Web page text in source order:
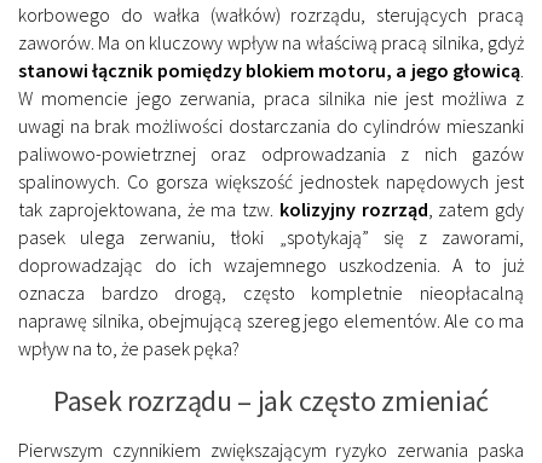
korbowego do wałka (wałków) rozrządu, sterujących pracą
zaworów. Ma on kluczowy wpływ na właściwą pracą silnika, gdyż
stanowi łącznik pomiędzy blokiem motoru, a jego głowicą
W momencie jego zerwania, praca silnika nie jest możliwa z
uwagi na brak możliwości dostarczania do cylindrów mieszanki
paliwowo-powietrznej oraz odprowadzania z nich gazów
spalinowych. Co gorsza większość jednostek napędowych jest
tak zaprojektowana, że ma tzw. kolizyjny rozrząd , zatem gdy
pasek ulega zerwaniu, tłoki „spotykają” się z zaworami,
doprowadzając do ich wzajemnego uszkodzenia. A to już
oznacza bardzo drogą, często kompletnie nieopłacalną
naprawę silnika, obejmującą szereg jego elementów. Ale co ma
wpływ na to, że pasek pęka?
Pasek rozrządu – jak często zmieniać
Pierwszym czynnikiem zwiększającym ryzyko zerwania paska